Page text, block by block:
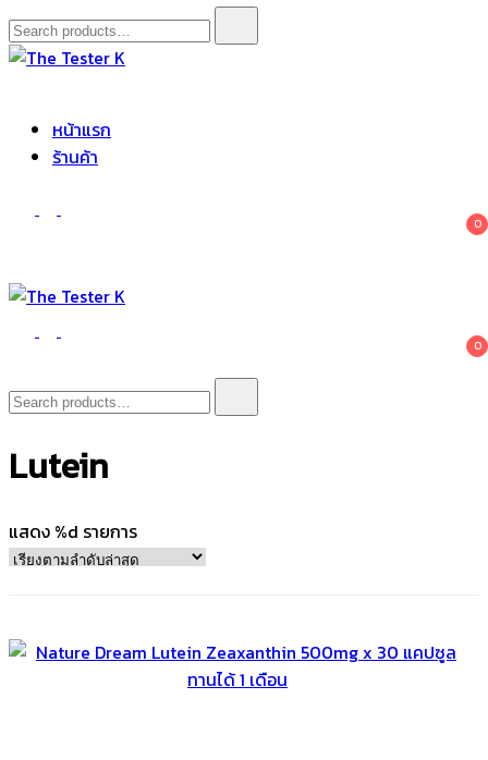
Search
for:
หน้าแรก
ร้านค้า
0
The Tester K
Korean cosmetics 0
Search
for:
Lutein
แสดง %d รายการ